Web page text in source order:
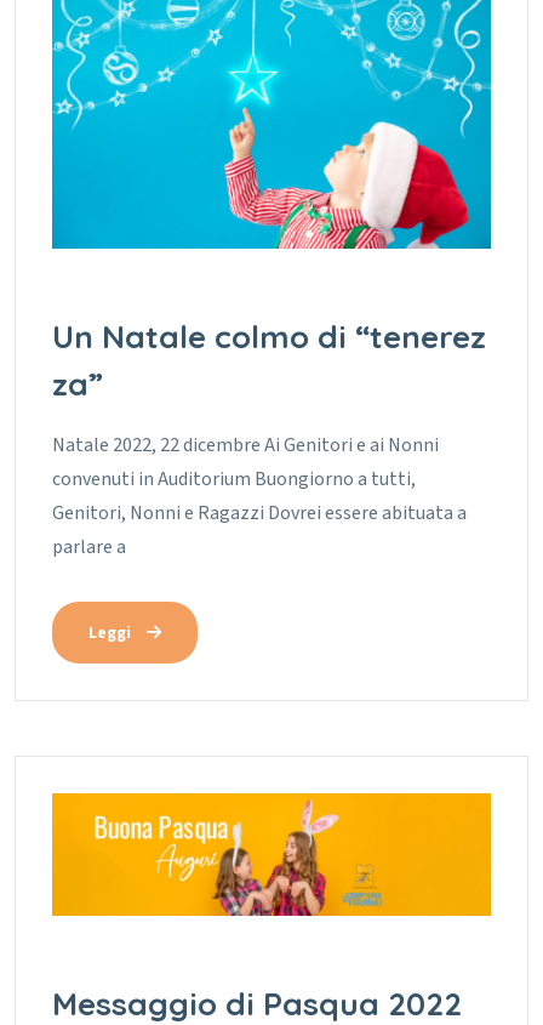
Un Natale colmo di “tenerez
za”
Natale 2022, 22 dicembre Ai Genitori e ai Nonni
convenuti in Auditorium Buongiorno a tutti,
Genitori, Nonni e Ragazzi Dovrei essere abituata a
parlare a
Leggi
Messaggio di Pasqua 2022